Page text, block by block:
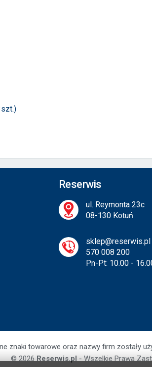
Reserwis
ul. Reymonta 23c
08-130 Kotuń
sklep@reserwis.pl
570 008 200
Pn-Pt: 10.00 -
znaki towarowe oraz nazwy firm zostały
© 2026 Reserwis.pl - Wszelkie Prawa